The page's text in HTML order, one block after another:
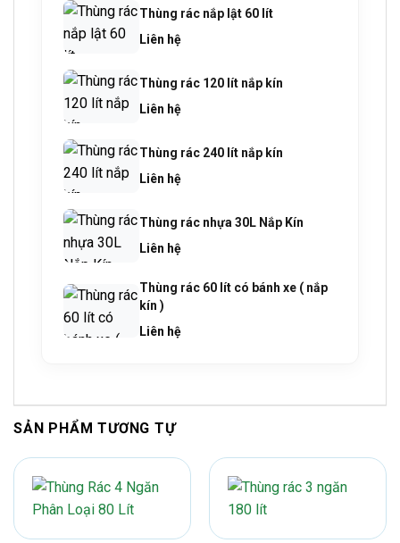
Thùng rác nắp lật 60 lít
Liên hệ
Thùng rác 120 lít nắp kín
Liên hệ
Thùng rác 240 lít nắp kín
Liên hệ
Thùng rác nhựa 30L Nắp Kín
Liên hệ
Thùng rác 60 lít có bánh xe ( nắp
kín )
Liên hệ
SẢN PHẨM TƯƠNG TỰ